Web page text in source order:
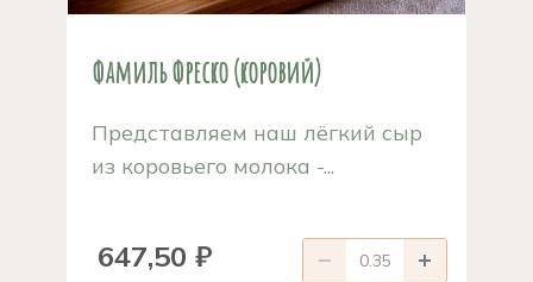
Фамиль Фреско (коровий)
Представляем наш лёгкий сыр
из коровьего молока -...
647,50 ₽